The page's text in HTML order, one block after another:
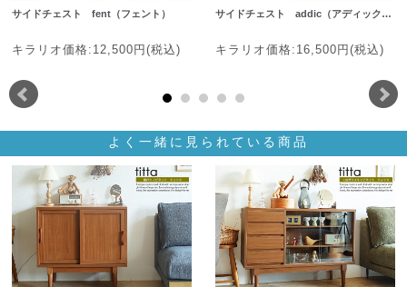
サイドチェスト fent（フェント）
キラリオ価格:12,500円(税込)
サイドチェスト addic（アディック…
キラリオ価格:16,500円(税込)
よく一緒に見られている商品